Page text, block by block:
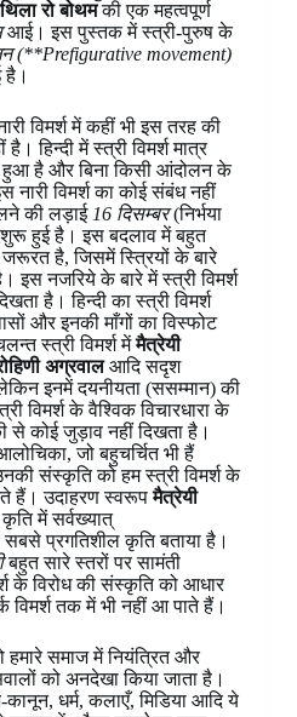
रो बोथमकी एक महत्वपूर्ण
आई। इस पुस्तक में स्त्री-पुरुष के
(**Prefigurative movement)
है।
विमर्श में कहीं भी इस तरह की
हिन्दी में स्त्री विमर्श मात्र
हुआ है और बिना किसी आंदोलन के
विमर्श का कोई संबंध नहीं
की लड़ाई 16 दिसम्बर(निर्भया
हुई है। इस बदलाव में बहुत
जरूरत है, जिसमें स्त्रियों के बारे
इस नजरिये के बारे में स्त्री विमर्श
है। हिन्दी का स्त्री विमर्श
और इनकी माँगों का विस्फोट
स्त्री विमर्श मेंमैत्रेयी
अग्रवालआदि सदृश
इनमें दयनीयता (ससम्मान) की
विमर्श के वैश्विक विचारधारा के
से कोई जुड़ाव नहीं दिखता है।
जो बहुचर्चित भी हैं
संस्कृति को हम स्त्री विमर्श के
हैं। उदाहरण स्वरूपमैत्रेयी
में सर्वख्यात्
सबसे प्रगतिशील कृति बताया है।
बहुत सारे स्तरों पर सामंती
के विरोध की संस्कृति को आधार
विमर्श तक में भी नहीं आ पाते हैं।
समाज में नियंत्रित और
को अनदेखा किया जाता है।
कानून, धर्म, कलाएँ, मिडिया आदि ये